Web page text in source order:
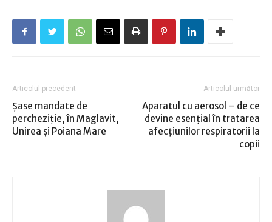
Articolul precedent
Şase mandate de
percheziţie, în Maglavit,
Unirea şi Poiana Mare
Articolul următor
Aparatul cu aerosol – de ce
devine esențial în tratarea
afecțiunilor respiratorii la
copii